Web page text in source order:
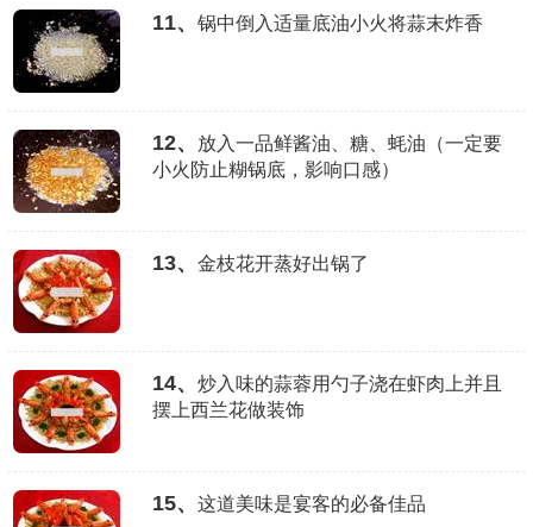
11、 锅中倒入适量底油小火将蒜末炸香
12、
放入一品鲜酱油、糖、蚝油（一定要
小火防止糊锅底，影响口感）
13、 金枝花开蒸好出锅了
14、
炒入味的蒜蓉用勺子浇在虾肉上并且
摆上西兰花做装饰
15、 这道美味是宴客的必备佳品